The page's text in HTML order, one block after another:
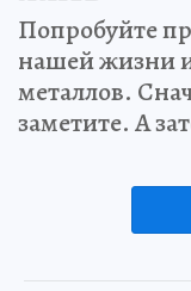
Попробуйте
нашей жизни
металлов.
заметите. А